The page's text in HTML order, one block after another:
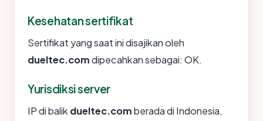
Kesehatan sertifikat
Sertifikat yang saat ini disajikan oleh
dueltec.comdipecahkan sebagai: OK.
Yurisdiksi server
IP di balik dueltec.comberada di Indonesia,